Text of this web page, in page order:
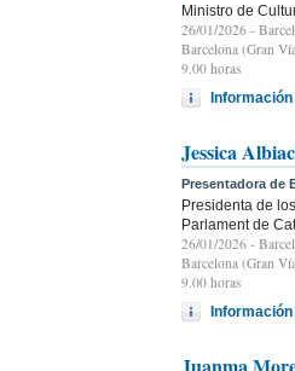
Ministro de
26/01/2026 -
Barcelona (Gran
9.00 horas
Jessica
Presentadora de
Presidenta de
Parlament de
26/01/2026 -
Barcelona (Gran
9.00 horas